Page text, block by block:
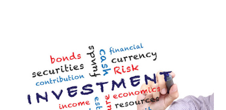
prospettive contrastanti. Mentre entriamo nel 2024 tra
previsioni economiche e finanziarie contrastanti,
prendiamo in considerazione il Quant Rating System di SA,
che offre potenti analisi e si basa su un modello le cui
prime 10 raccomandazioni azionarie hanno schiacciato